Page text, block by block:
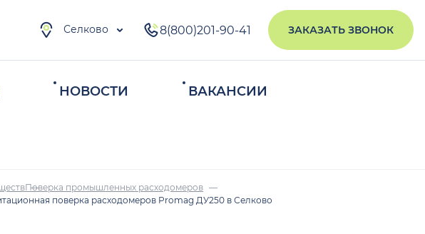
Селково 8(800)201-90-41 ЗАКАЗАТЬ ЗВОНОК
НОВОСТИ ВАКАНСИИ
Поверка промышленных расходомеров
поверка расходомеров Promag ДУ250 в Селково